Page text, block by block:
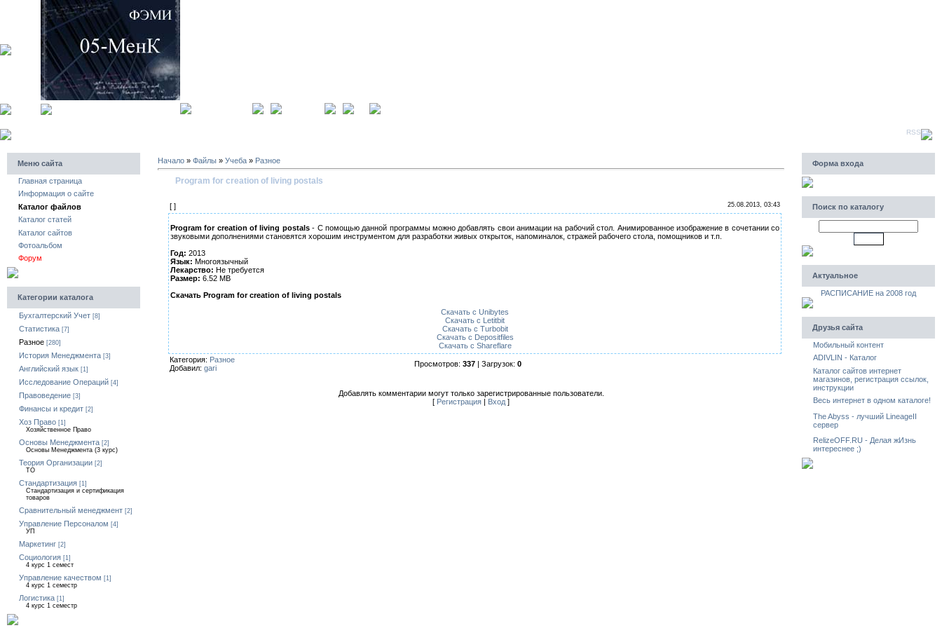
RSS
Меню сайта
Главная страница
Информация о сайте
Каталог файлов
Каталог статей
Каталог сайтов
Фотоальбом
Форум
Категории каталога
Бухгалтерский Учет [8]
Статистика [7]
Разное [280]
История Менеджмента [3]
Английский язык [1]
Исследование Операций [4]
Правоведение [3]
Финансы и кредит [2]
Хоз Право [1]
Хозяйственное Право
Основы Менеджмента [2]
Основы Менеджмента (3 курс)
Теория Организации [2]
ТО
Стандартизация [1]
Стандартизация и сертификация
товаров
Сравнительный менеджмент [2]
Управление Персоналом [4]
УП
Маркетинг [2]
Социология [1]
4 курс 1 семест
Управление качеством [1]
4 курс 1 семестр
Логистика [1]
4 курс 1 семестр
Начало » Файлы » Учеба » Разное
Program for creation of living postals
[ ] 25.08.2013, 03:43
Program for creation of living postals- С помощью данной программы можно добавлять свои анимации на рабочий стол. Анимированное изображение в сочетании со
звуковыми дополнениями становятся хорошим инструментом для разработки живых открыток, напоминалок, стражей рабочего стола, помощников и т.п.
Год: 2013
Язык: Многоязычный
Лекарство: Не требуется
Размер: 6.52 MB
Скачать Program for creation of living postals
Скачать с Unibytes
Скачать с Letitbit
Скачать с Turbobit
Скачать с Depositfiles
Скачать с Shareflare
Категория: Разное
Добавил: gari Просмотров: 337 | Загрузок: 0
Добавлять комментарии могут только зарегистрированные пользователи.
[ Регистрация | Вход ]
Форма входа
Поиск по каталогу
Актуальное
РАСПИСАНИЕ на 2008 год
Друзья сайта
Мобильный контент
ADIVLIN - Каталог
Каталог сайтов интернет
магазинов, регистрация ссылок,
инструкции
Весь интернет в одном каталоге!
The Abyss - лучший LineageII
сервер
RelizeOFF.RU - Делая жИзнь
интереснее ;)